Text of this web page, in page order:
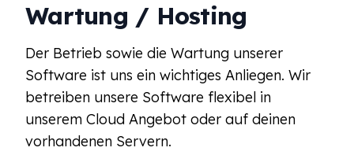
Wartung / Hosting
Der Betrieb sowie die Wartung unserer
Software ist uns ein wichtiges Anliegen. Wir
betreiben unsere Software flexibel in
unserem Cloud Angebot oder auf deinen
vorhandenen Servern.